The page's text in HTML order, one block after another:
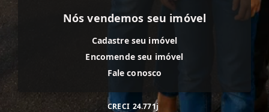
Nós vendemos seu imóvel
Cadastre seu imóvel
Encomende seu imóvel
Fale conosco
CRECI 24.771j